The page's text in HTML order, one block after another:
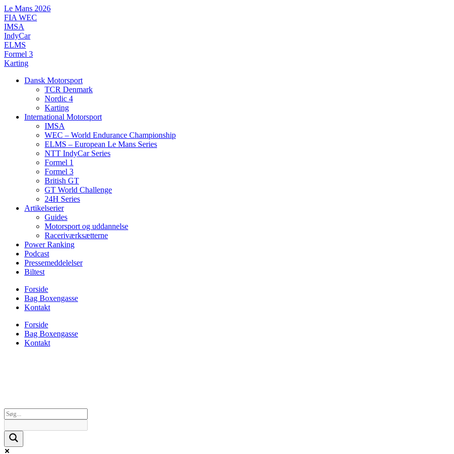
Videre
til
indhold
Le Mans 2026
FIA WEC
IMSA
IndyCar
ELMS
Formel 3
Karting
Dansk Motorsport
TCR Denmark
Nordic 4
Karting
International Motorsport
IMSA
WEC – World Endurance Championship
ELMS – European Le Mans Series
NTT IndyCar Series
Formel 1
Formel 3
British GT
GT World Challenge
24H Series
Artikelserier
Guides
Motorsport og uddannelse
Raceriværksætterne
Power Ranking
Podcast
Pressemeddelelser
Biltest
Forside
Bag Boxengasse
Kontakt
Forside
Bag Boxengasse
Kontakt